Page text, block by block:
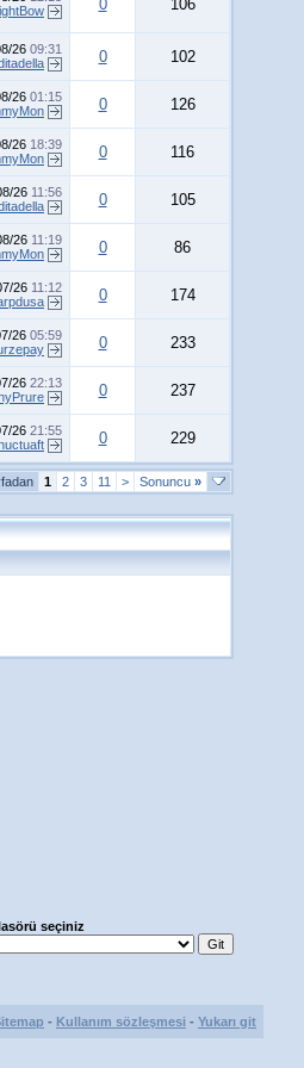
0 106
26 09:31
0 102
26 01:15
0 126
26 18:39
0 116
26 11:56
0 105
26 11:19
0 86
26 11:12
0 174
26 05:59
0 233
26 22:13
0 237
26 21:55
0 229
1 2 3 11 > Sonuncu »
seçiniz
- Kullanım sözleşmesi - Yukarı git